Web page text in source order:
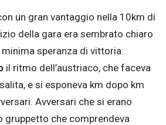
un gran vantaggio nella 10km di
della gara era sembrato chiaro
speranza di vittoria:
il ritmo dell’austriaco, che faceva
e si esponeva km dopo km
Avversari che si erano
gruppetto che comprendeva